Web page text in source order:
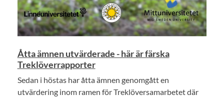
Åtta ämnen utvärderade - här är färska
Treklöverrapporter
Sedan i höstas har åtta ämnen genomgått en
utvärdering inom ramen för Treklöversamarbetet där